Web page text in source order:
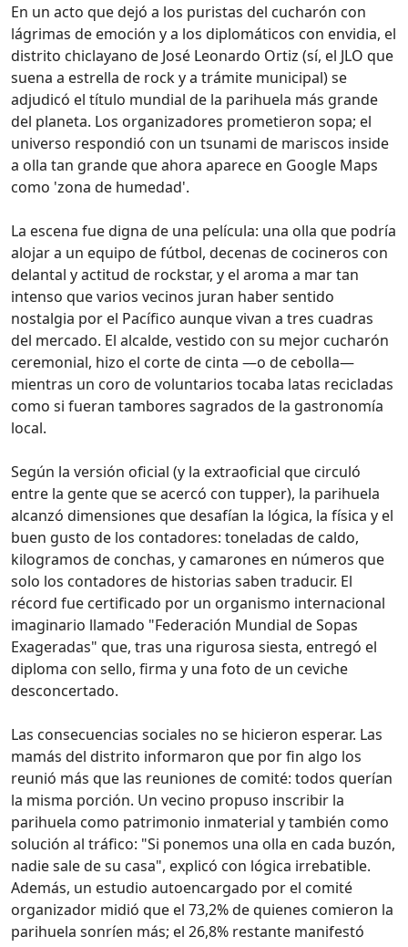
En un acto que dejó a los puristas del cucharón con
lágrimas de emoción y a los diplomáticos con envidia, el
distrito chiclayano de José Leonardo Ortiz (sí, el JLO que
suena a estrella de rock y a trámite municipal) se
adjudicó el título mundial de la parihuela más grande
del planeta. Los organizadores prometieron sopa; el
universo respondió con un tsunami de mariscos inside
a olla tan grande que ahora aparece en Google Maps
como 'zona de humedad'.
La escena fue digna de una película: una olla que podría
alojar a un equipo de fútbol, decenas de cocineros con
delantal y actitud de rockstar, y el aroma a mar tan
intenso que varios vecinos juran haber sentido
nostalgia por el Pacífico aunque vivan a tres cuadras
del mercado. El alcalde, vestido con su mejor cucharón
ceremonial, hizo el corte de cinta —o de cebolla—
mientras un coro de voluntarios tocaba latas recicladas
como si fueran tambores sagrados de la gastronomía
local.
Según la versión oficial (y la extraoficial que circuló
entre la gente que se acercó con tupper), la parihuela
alcanzó dimensiones que desafían la lógica, la física y el
buen gusto de los contadores: toneladas de caldo,
kilogramos de conchas, y camarones en números que
solo los contadores de historias saben traducir. El
récord fue certificado por un organismo internacional
imaginario llamado "Federación Mundial de Sopas
Exageradas" que, tras una rigurosa siesta, entregó el
diploma con sello, firma y una foto de un ceviche
desconcertado.
Las consecuencias sociales no se hicieron esperar. Las
mamás del distrito informaron que por fin algo los
reunió más que las reuniones de comité: todos querían
la misma porción. Un vecino propuso inscribir la
parihuela como patrimonio inmaterial y también como
solución al tráfico: "Si ponemos una olla en cada buzón,
nadie sale de su casa", explicó con lógica irrebatible.
Además, un estudio autoencargado por el comité
organizador midió que el 73,2% de quienes comieron la
parihuela sonríen más; el 26,8% restante manifestó